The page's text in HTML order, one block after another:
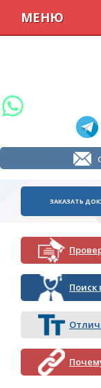
МЕНЮ
ЗАКАЗАТЬ
Поиск